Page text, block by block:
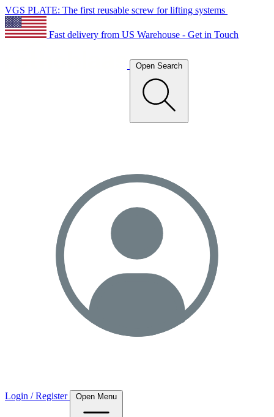
VGS PLATE: The first reusable screw for lifting systems
Fast delivery from US Warehouse - Get in Touch
Open Search
Login / Register Open Menu